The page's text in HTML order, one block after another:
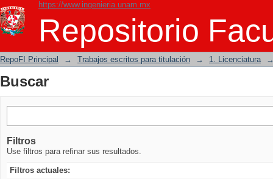
https://www.ingenieria.unam.mx
Repositorio
Buscar
RepoFI Principal → Trabajos escritos para titulación → 1. Licenciatura
Buscar
Filtros
Use filtros para refinar sus resultados.
Filtros actuales: